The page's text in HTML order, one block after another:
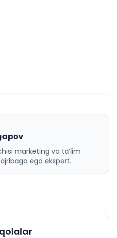
marketing va ta’lim
ega ekspert.